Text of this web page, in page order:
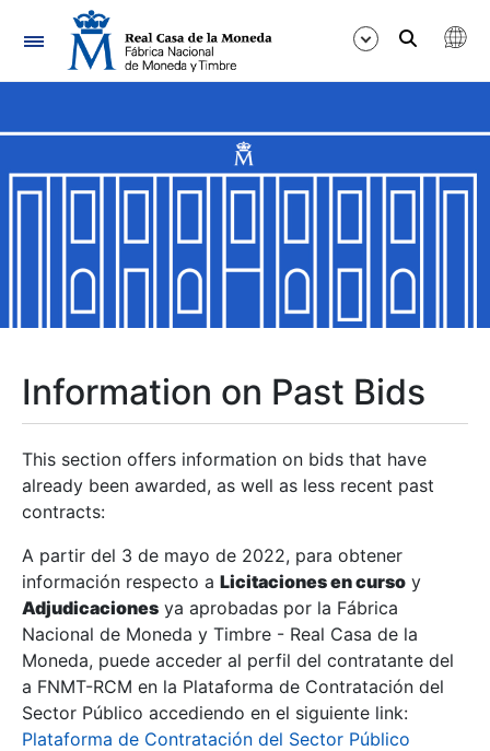
Navigation
Show/Hide
Show/Hide
Show/Hide
Show/Hide
Show/Hide
Information on Past Bids
This section offers information on bids that have
already been awarded, as well as less recent past
contracts:
A partir del 3 de mayo de 2022, para obtener
información respecto a Licitaciones en curso y
Adjudicaciones ya aprobadas por la Fábrica
Nacional de Moneda y Timbre - Real Casa de la
Moneda, puede acceder al perfil del contratante del
a FNMT-RCM en la Plataforma de Contratación del
Sector Público accediendo en el siguiente link:
Plataforma de Contratación del Sector Público